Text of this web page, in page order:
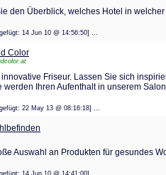
den Überblick, welches Hotel in
14 Jun 10 @ 14:56:50] ...
Color
Friseur. Lassen Sie sich
werden Ihren Aufenthalt in unserem
22 May 13 @ 08:16:18] ...
Auswahl an Produkten für gesundes
14 Jun 10 @ 14:41:00] ...